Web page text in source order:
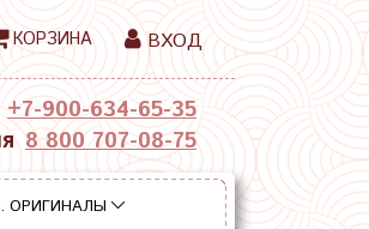
КОРЗИНА ВХОД
+7-900-634-65-35
8 800 707-08-75
ОРИГИНАЛЫ